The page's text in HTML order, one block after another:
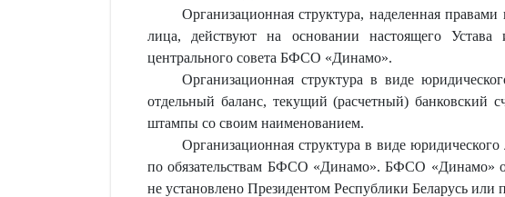
Организационная структура, наделенная
лица, действуют на основании настоящего
центрального совета БФСО «Динамо».
Организационная структура в виде
отдельный баланс, текущий (расчетный) банковский
штампы со своим наименованием.
Организационная структура в виде
по обязательствам БФСО «Динамо». БФСО «Динамо»
не установлено Президентом Республики Беларусь